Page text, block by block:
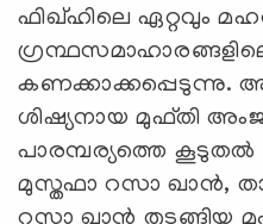
ഫിഖ്ഹിലെ ഏറ്റവും
കണക്കാക്കപ്പെടുന്നു.
ശിഷ്യനായ മുഫ്തി
പാരമ്പര്യത്തെ കൂടുതൽ
മുസ്തഫാ റസാ ഖാൻ,